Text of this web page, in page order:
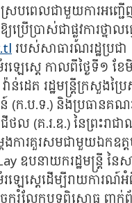
បពេលជាមួយការអញ្ជើ
រើប្រាស់ជាផ្លូវការថ្នាល
របស់សាធារណរដ្ឋប្រជា
ឡេស្តេ កាលពីថ្ងៃទី១ ខែ
វ៉ាន់ដេត រដ្ឋមន្រ្តីក្រសួ
(ក.ប.ទ.) និងប្រធានគណៈ
ថល (គ.រ.ឌ.) នៃព្រះរាជា
ងការគួរសមជាមួយឯកឧត្
ឧបនាយករដ្ឋមន្ត្រី នៃស
ឡេស្តេដើម្បីរាយការណ៍